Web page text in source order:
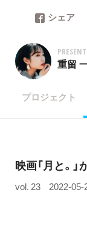
シェア
重留
プロジェクト
映画「月と。
vol. 23 2022-05-